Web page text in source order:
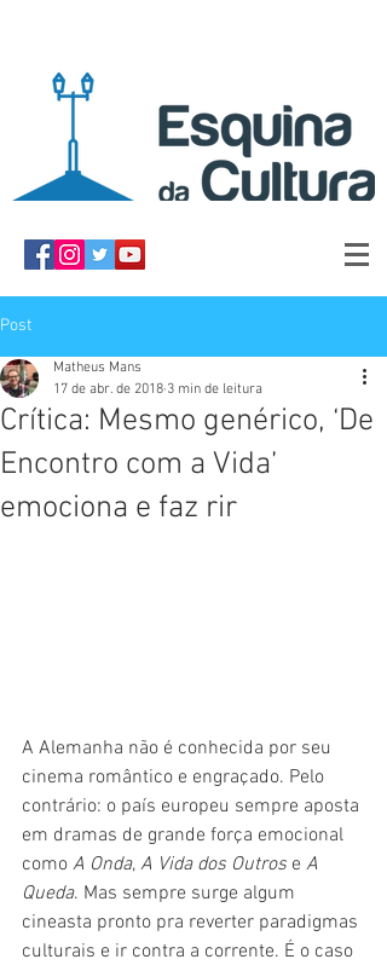
Post
Crítica: Mesmo genérico, ‘De
Encontro com a Vida’
emociona e faz rir
Matheus Mans
17 de abr. de 2018 3 min de leitura
A Alemanha não é conhecida por seu
cinema romântico e engraçado. Pelo
contrário: o país europeu sempre aposta
em dramas de grande força emocional
como A Onda, A Vida dos Outros e A
Queda. Mas sempre surge algum
cineasta pronto pra reverter paradigmas
culturais e ir contra a corrente. É o caso